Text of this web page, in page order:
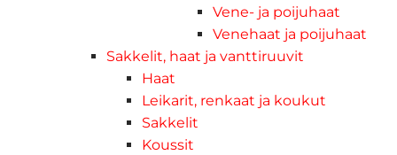
Vene- ja poijuhaat
Venehaat ja poijuhaat
Sakkelit, haat ja vanttiruuvit
Haat
Leikarit, renkaat ja koukut
Sakkelit
Koussit